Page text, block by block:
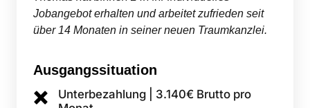
Jobangebot erhalten und arbeitet zufrieden seit
über 14 Monaten in seiner neuen Traumkanzlei.
Ausgangssituation
Unterbezahlung | 3.140€ Brutto pro